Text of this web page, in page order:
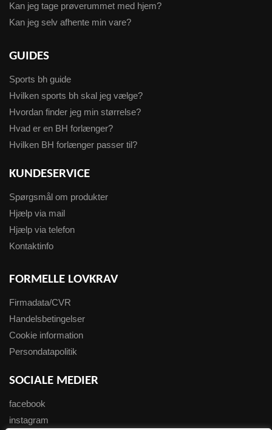
Kan jeg tage prøverummet med hjem?
Kan jeg selv afhente min vare?
GUIDES
Sports bh guide
Hvilken sports bh skal jeg vælge?
Hvordan finder jeg min størrelse?
Hvad er en BH forlænger?
Hvilken BH forlænger passer til?
KUNDESERVICE
Spørgsmål om produkter
Hjælp via mail
Hjælp via telefon
Kontaktinfo
FORMELLE LOVKRAV
Firmadata/CVR
Handelsbetingelser
Cookie information
Persondatapolitik
SOCIALE MEDIER
facebook
instagram